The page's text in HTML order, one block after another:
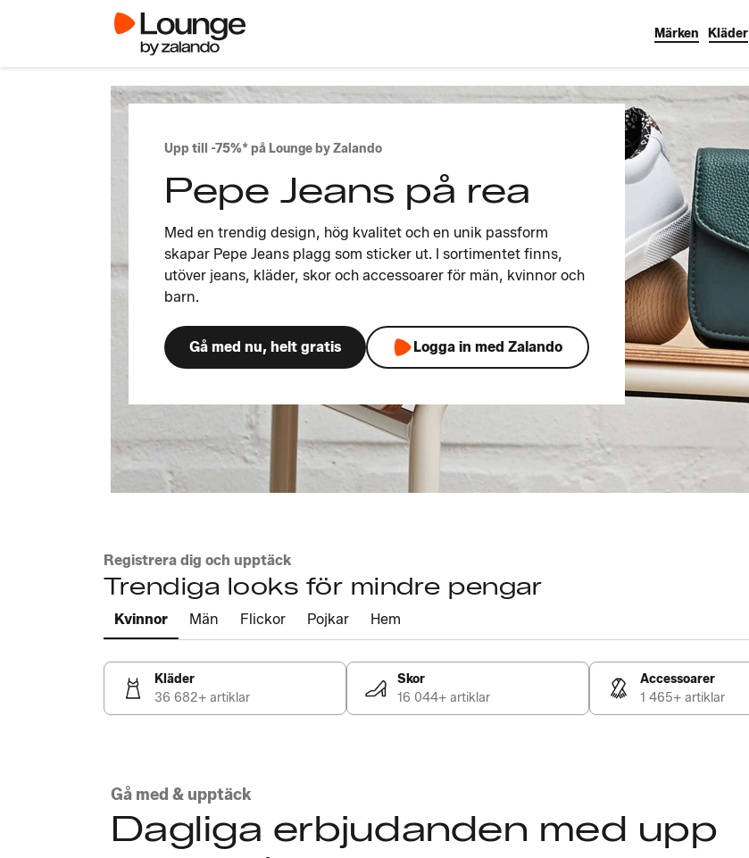
Märken Kläder
Upp till -75%* på Lounge by Zalando
Pepe Jeans på rea
Med en trendig design, hög kvalitet och en unik passform
skapar Pepe Jeans plagg som sticker ut. I sortimentet finns,
utöver jeans, kläder, skor och accessoarer för män, kvinnor och
barn.
Gå med nu, helt gratis Logga in med Zalando
Registrera dig och upptäck
Trendiga looks för mindre pengar
Kvinnor Män Flickor Pojkar Hem
Kläder
36 682+ artiklar
Skor
16 044+ artiklar
Accessoarer
1 465+ artiklar
Gå med & upptäck
Dagliga erbjudanden med upp